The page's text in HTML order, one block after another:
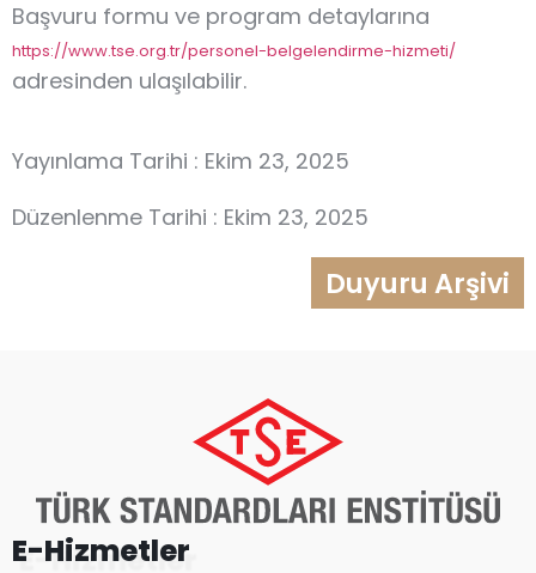
Başvuru formu ve program detaylarına
https://www.tse.org.tr/personel-belgelendirme-hizmeti/
adresinden ulaşılabilir.
Yayınlama Tarihi : Ekim 23, 2025
Düzenlenme Tarihi : Ekim 23, 2025
Duyuru Arşivi
E-Hizmetler